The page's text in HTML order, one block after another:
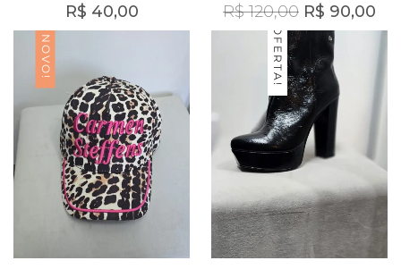
R$ 40,00
R$120,00 O preço
R$ 90,00
NOVO! OFERTA!